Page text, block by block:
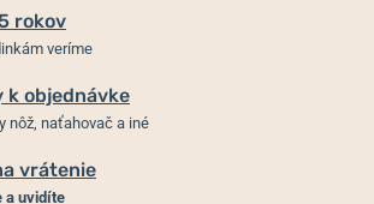
rokov
veríme
k objednávke
nôž, naťahovač a iné
vrátenie
a uvidíte